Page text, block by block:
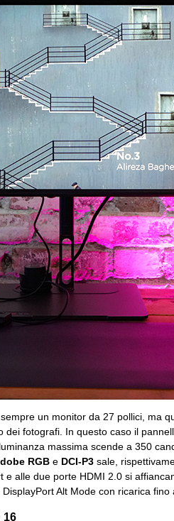
un monitor da 27 pollici, ma
dei fotografi. In questo caso il
massima scende a 350
RGB e DCI-P3 sale,
e alle due porte HDMI 2.0 si
Alt Mode con ricarica fino
16